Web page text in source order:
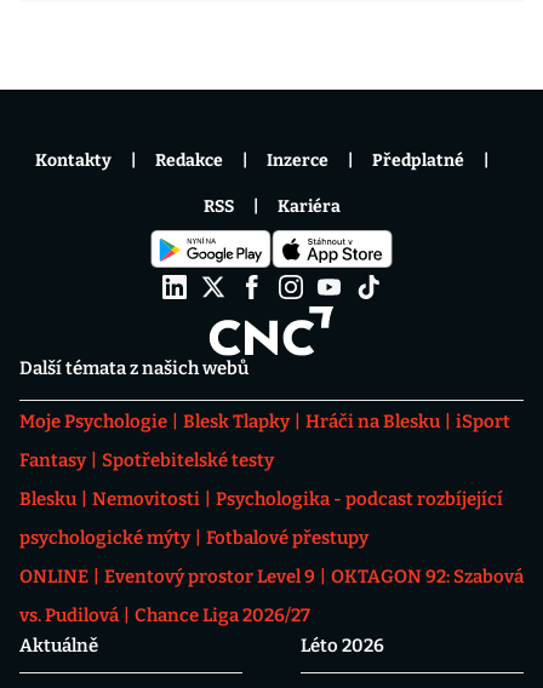
Další témata z našich webů
Moje Psychologie Blesk Tlapky Hráči na Blesku
iSport
Fantasy
Spotřebitelské testy
Blesku
Nemovitosti
Psychologika - podcast rozbíjející
psychologické mýty
Fotbalové přestupy
ONLINE
Eventový prostor Level 9
OKTAGON 92: Szabová
vs. Pudilová
Chance Liga 2026/27
Aktuálně
Léto 2026
Kontakty Redakce Inzerce Předplatné
RSS Kariéra